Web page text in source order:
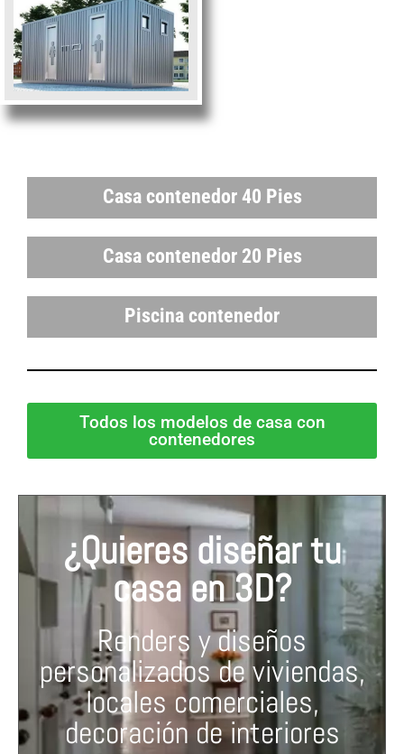
Casa contenedor 40 Pies
Casa contenedor 20 Pies
Piscina contenedor
Todos los modelos de casa con
contenedores
¿Quieres diseñar tu
casa en 3D?
Renders y diseños
personalizados de viviendas,
locales comerciales,
decoración de interiores